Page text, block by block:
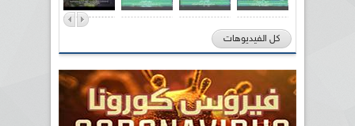
كل الفيديوهات